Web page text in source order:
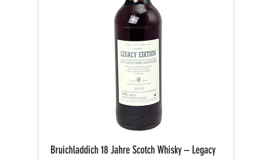
Bruichladdich 18 Jahre Scotch Whisky – Legacy